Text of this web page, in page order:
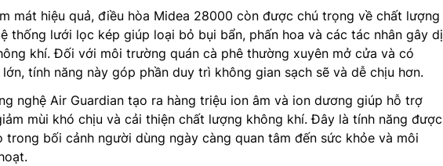
mát hiệu quả, điều hòa Midea 28000 còn được chú trọng về chất lượng
thống lưới lọc kép giúp loại bỏ bụi bẩn, phấn hoa và các tác nhân gây dị
khí. Đối với môi trường quán cà phê thường xuyên mở cửa và có
tính năng này góp phần duy trì không gian sạch sẽ và dễ chịu hơn.
nghệ Air Guardian tạo ra hàng triệu ion âm và ion dương giúp hỗ trợ
mùi khó chịu và cải thiện chất lượng không khí. Đây là tính năng được
trong bối cảnh người dùng ngày càng quan tâm đến sức khỏe và môi